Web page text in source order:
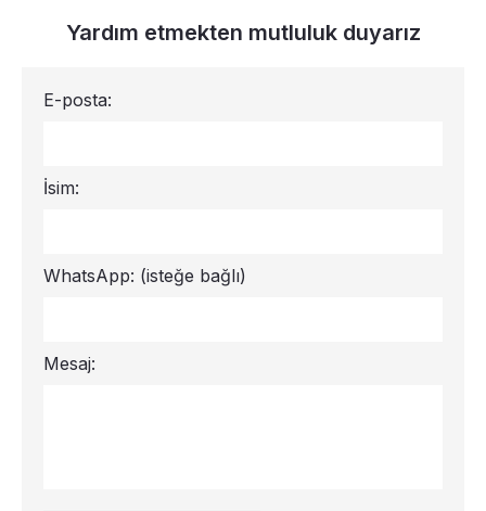
Yardım etmekten mutluluk duyarız
E-posta:
İsim:
WhatsApp: (isteğe bağlı)
Mesaj: